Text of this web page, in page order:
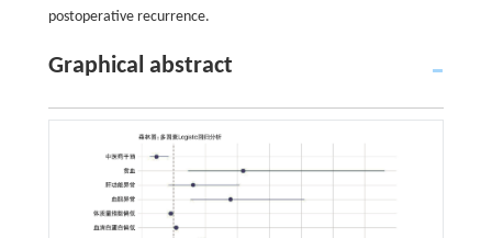
postoperative recurrence.
Graphical abstract